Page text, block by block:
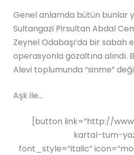
Genel anlamda bütün bunlar
Sultangazi Pirsultan Abdal
Zeynel Odabaşı’da bir sabah
operasyonla gözaltına alındı.
Alevi toplumunda “sinme”
Aşk ile…
[button link=”http://
kartal-tum-
font_style=”italic”